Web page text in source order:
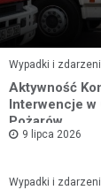
Wypadki i
Aktywność
Interwencje w
Pożarów
9 lipca 2026
Wypadki i